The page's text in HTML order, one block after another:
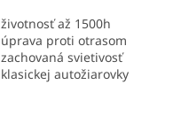
životnosť až 1500h
úprava proti otrasom
zachovaná svietivosť
klasickej autožiarovky